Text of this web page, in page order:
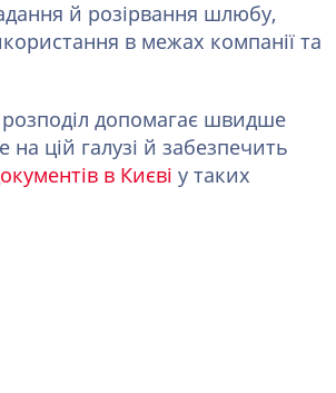
й розірвання шлюбу,
в межах компанії та
допомагає швидше
на цій галузі й забезпечить
в Києві у таких